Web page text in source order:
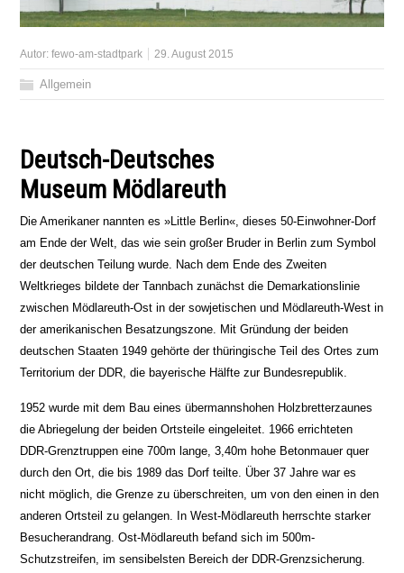
Autor:fewo-am-stadtpark 29. August 2015
Allgemein
Deutsch-Deutsches
Museum Mödlareuth
Die Amerikaner nannten es »Little Berlin«, dieses 50-Einwohner-Dorf
am Ende der Welt, das wie sein großer Bruder in Berlin zum Symbol
der deutschen Teilung wurde. Nach dem Ende des Zweiten
Weltkrieges bildete der Tannbach zunächst die Demarkationslinie
zwischen Mödlareuth-Ost in der sowjetischen und Mödlareuth-West in
der amerikanischen Besatzungszone. Mit Gründung der beiden
deutschen Staaten 1949 gehörte der thüringische Teil des Ortes zum
Territorium der DDR, die bayerische Hälfte zur Bundesrepublik.
1952 wurde mit dem Bau eines übermannshohen Holzbretterzaunes
die Abriegelung der beiden Ortsteile eingeleitet. 1966 errichteten
DDR-Grenztruppen eine 700m lange, 3,40m hohe Betonmauer quer
durch den Ort, die bis 1989 das Dorf teilte. Über 37 Jahre war es
nicht möglich, die Grenze zu überschreiten, um von den einen in den
anderen Ortsteil zu gelangen. In West-Mödlareuth herrschte starker
Besucherandrang. Ost-Mödlareuth befand sich im 500m-
Schutzstreifen, im sensibelsten Bereich der DDR-Grenzsicherung.